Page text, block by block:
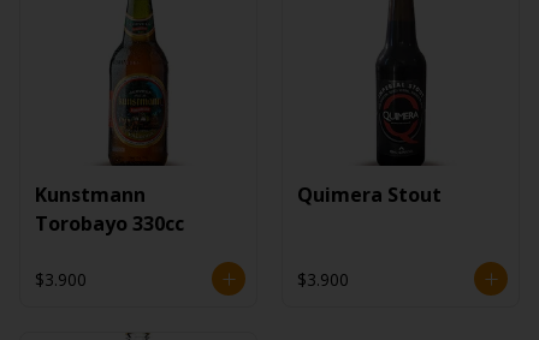
Kunstmann
Torobayo 330cc
$3.900
Quimera Stout
$3.900